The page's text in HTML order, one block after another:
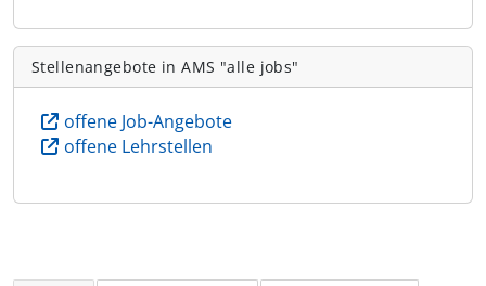
Stellenangebote in AMS "alle jobs"
offene Job-Angebote
offene Lehrstellen